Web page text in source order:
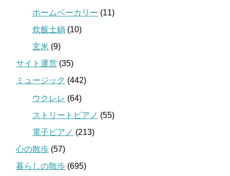
ホームベーカリー (11)
炊飯土鍋 (10)
玄米 (9)
サイト運営 (35)
ミュージック (442)
ウクレレ (64)
ストリートピアノ (55)
電子ピアノ (213)
心の散歩 (57)
暮らしの散歩 (695)